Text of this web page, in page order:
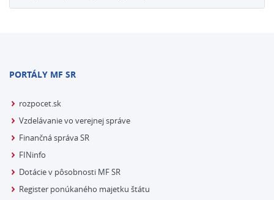
PORTÁLY MF SR
rozpocet.sk
Vzdelávanie vo verejnej správe
Finančná správa SR
FINinfo
Dotácie v pôsobnosti MF SR
Register ponúkaného majetku štátu